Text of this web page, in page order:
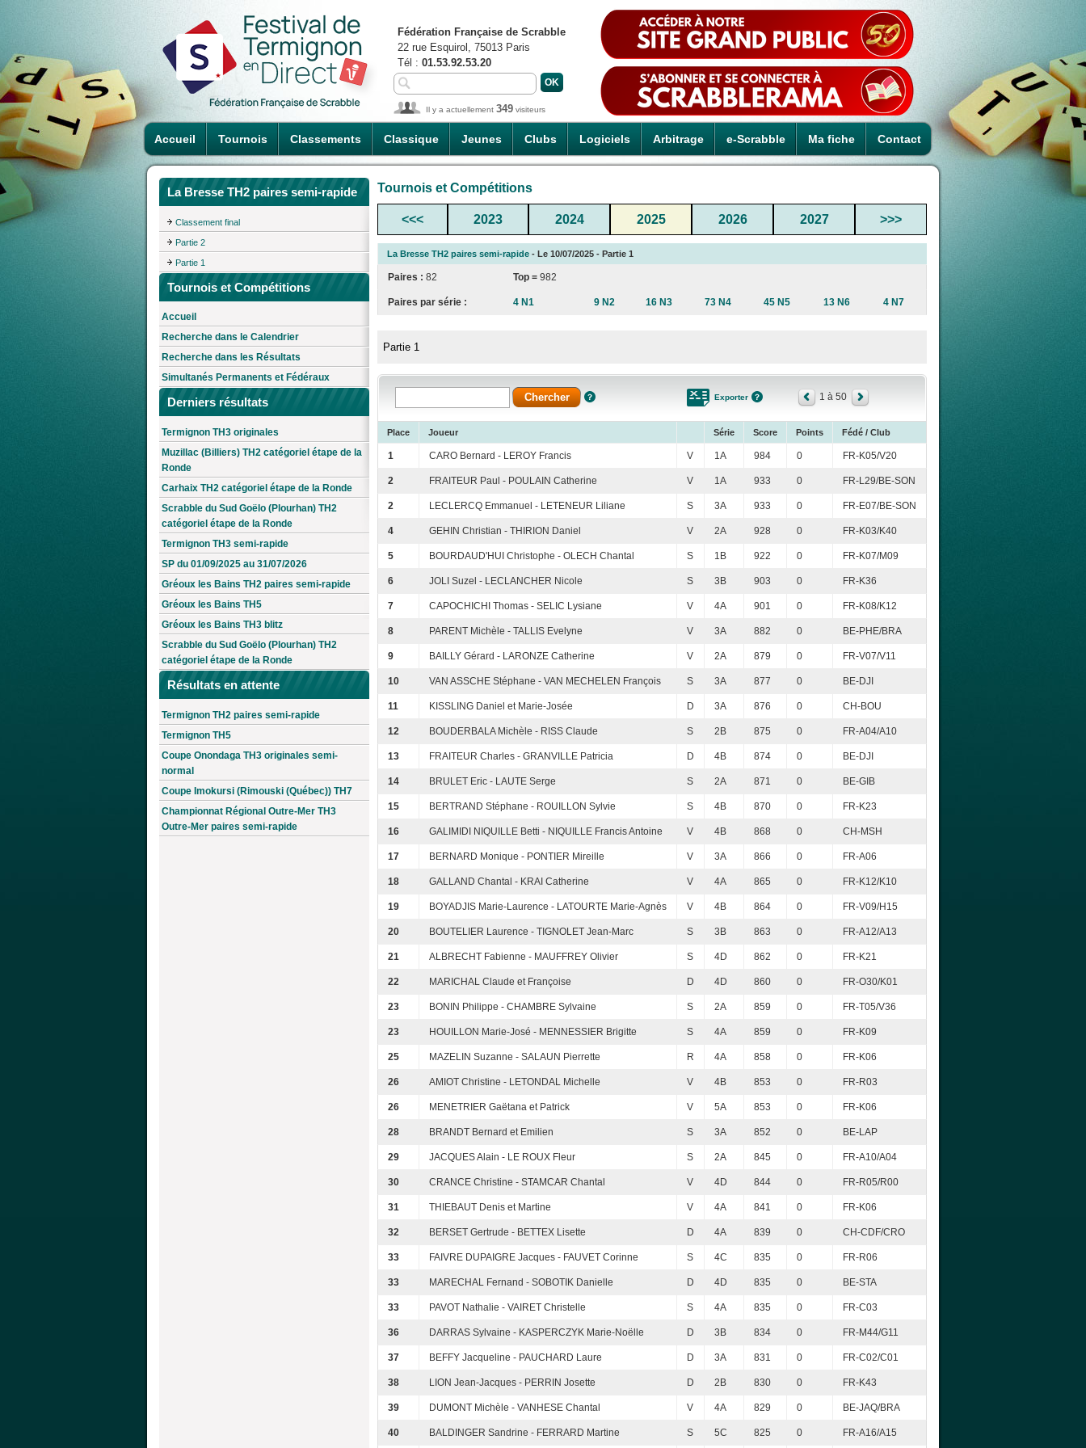
Accueil Tournois Classements Classique Jeunes Clubs Logiciels Arbitrage e-Scrabble Ma fiche Contact
Fédération Française de Scrabble
22 rue Esquirol, 75013 Paris
Tél : 01.53.92.53.20
Il y a actuellement 349 visiteurs
La Bresse TH2 paires semi-rapide
Classement final
Partie 2
Partie 1
Tournois et Compétitions
Accueil
Recherche dans le Calendrier
Recherche dans les Résultats
Simultanés Permanents et Fédéraux
Derniers résultats
Termignon TH3 originales
Muzillac (Billiers) TH2 catégoriel étape de la
Ronde
Carhaix TH2 catégoriel étape de la Ronde
Scrabble du Sud Goëlo (Plourhan) TH2
catégoriel étape de la Ronde
Termignon TH3 semi-rapide
SP du 01/09/2025 au 31/07/2026
Gréoux les Bains TH2 paires semi-rapide
Gréoux les Bains TH5
Gréoux les Bains TH3 blitz
Scrabble du Sud Goëlo (Plourhan) TH2
catégoriel étape de la Ronde
Résultats en attente
Termignon TH2 paires semi-rapide
Termignon TH5
Coupe Onondaga TH3 originales semi-
normal
Coupe Imokursi (Rimouski (Québec)) TH7
Championnat Régional Outre-Mer TH3
Outre-Mer paires semi-rapide
Tournois et Compétitions
<<< 2023 2024 2025 2026 2027 >>>
La Bresse TH2 paires semi-rapide - Le 10/07/2025 - Partie 1
Paires : 82 Top = 982
Paires par série : 4 N1 9 N2 16 N3 73 N4 45 N5 13 N6 4 N7
Partie 1
Exporter 1 à 50
Place Joueur Série Score Points Fédé / Club
1 CARO Bernard - LEROY Francis V 1A 984 0 FR-K05/V20
2 FRAITEUR Paul - POULAIN Catherine V 1A 933 0 FR-L29/BE-SON
2 LECLERCQ Emmanuel - LETENEUR Liliane S 3A 933 0 FR-E07/BE-SON
4 GEHIN Christian - THIRION Daniel V 2A 928 0 FR-K03/K40
5 BOURDAUD'HUI Christophe - OLECH Chantal S 1B 922 0 FR-K07/M09
6 JOLI Suzel - LECLANCHER Nicole S 3B 903 0 FR-K36
7 CAPOCHICHI Thomas - SELIC Lysiane V 4A 901 0 FR-K08/K12
8 PARENT Michèle - TALLIS Evelyne V 3A 882 0 BE-PHE/BRA
9 BAILLY Gérard - LARONZE Catherine V 2A 879 0 FR-V07/V11
10 VAN ASSCHE Stéphane - VAN MECHELEN François S 3A 877 0 BE-DJI
11 KISSLING Daniel et Marie-Josée D 3A 876 0 CH-BOU
12 BOUDERBALA Michèle - RISS Claude S 2B 875 0 FR-A04/A10
13 FRAITEUR Charles - GRANVILLE Patricia D 4B 874 0 BE-DJI
14 BRULET Eric - LAUTE Serge S 2A 871 0 BE-GIB
15 BERTRAND Stéphane - ROUILLON Sylvie S 4B 870 0 FR-K23
16 GALIMIDI NIQUILLE Betti - NIQUILLE Francis Antoine V 4B 868 0 CH-MSH
17 BERNARD Monique - PONTIER Mireille V 3A 866 0 FR-A06
18 GALLAND Chantal - KRAI Catherine V 4A 865 0 FR-K12/K10
19 BOYADJIS Marie-Laurence - LATOURTE Marie-Agnès V 4B 864 0 FR-V09/H15
20 BOUTELIER Laurence - TIGNOLET Jean-Marc S 3B 863 0 FR-A12/A13
21 ALBRECHT Fabienne - MAUFFREY Olivier S 4D 862 0 FR-K21
22 MARICHAL Claude et Françoise D 4D 860 0 FR-O30/K01
23 BONIN Philippe - CHAMBRE Sylvaine S 2A 859 0 FR-T05/V36
23 HOUILLON Marie-José - MENNESSIER Brigitte S 4A 859 0 FR-K09
25 MAZELIN Suzanne - SALAUN Pierrette R 4A 858 0 FR-K06
26 AMIOT Christine - LETONDAL Michelle V 4B 853 0 FR-R03
26 MENETRIER Gaëtana et Patrick V 5A 853 0 FR-K06
28 BRANDT Bernard et Emilien S 3A 852 0 BE-LAP
29 JACQUES Alain - LE ROUX Fleur S 2A 845 0 FR-A10/A04
30 CRANCE Christine - STAMCAR Chantal V 4D 844 0 FR-R05/R00
31 THIEBAUT Denis et Martine V 4A 841 0 FR-K06
32 BERSET Gertrude - BETTEX Lisette D 4A 839 0 CH-CDF/CRO
33 FAIVRE DUPAIGRE Jacques - FAUVET Corinne S 4C 835 0 FR-R06
33 MARECHAL Fernand - SOBOTIK Danielle D 4D 835 0 BE-STA
33 PAVOT Nathalie - VAIRET Christelle S 4A 835 0 FR-C03
36 DARRAS Sylvaine - KASPERCZYK Marie-Noëlle D 3B 834 0 FR-M44/G11
37 BEFFY Jacqueline - PAUCHARD Laure D 3A 831 0 FR-C02/C01
38 LION Jean-Jacques - PERRIN Josette D 2B 830 0 FR-K43
39 DUMONT Michèle - VANHESE Chantal V 4A 829 0 BE-JAQ/BRA
40 BALDINGER Sandrine - FERRARD Martine S 5C 825 0 FR-A16/A15